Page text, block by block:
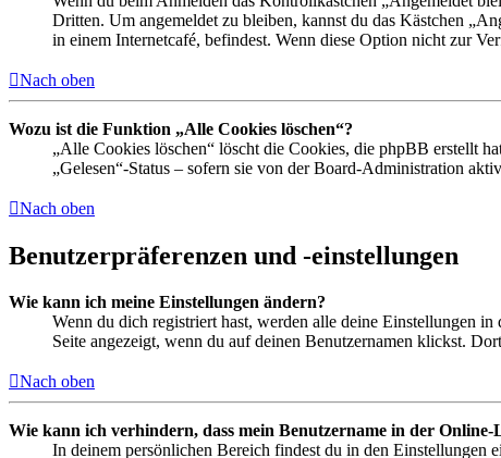
Dritten. Um angemeldet zu bleiben, kannst du das Kästchen
in einem Internetcafé, befindest. Wenn diese Option nicht zur
Nach oben
Wozu ist die Funktion „Alle Cookies löschen“?
„Alle Cookies löschen“ löscht die Cookies, die phpBB erstellt
„Gelesen“-Status – sofern sie von der Board-Administration
Nach oben
Benutzerpräferenzen und -einstellungen
Wie kann ich meine Einstellungen ändern?
Wenn du dich registriert hast, werden alle deine Einstellungen
Seite angezeigt, wenn du auf deinen Benutzernamen klickst.
Nach oben
Wie kann ich verhindern, dass mein Benutzername in der Online-
In deinem persönlichen Bereich findest du in den Einstellungen